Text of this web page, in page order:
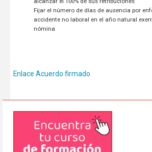
Fijar el número de días de ausencia por
accidente no laboral en el año natural
nómina
Enlace Acuerdo firmado